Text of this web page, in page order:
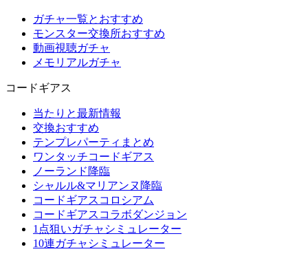
ガチャ一覧とおすすめ
モンスター交換所おすすめ
動画視聴ガチャ
メモリアルガチャ
コードギアス
当たりと最新情報
交換おすすめ
テンプレパーティまとめ
ワンタッチコードギアス
ノーランド降臨
シャルル&マリアンヌ降臨
コードギアスコロシアム
コードギアスコラボダンジョン
1点狙いガチャシミュレーター
10連ガチャシミュレーター